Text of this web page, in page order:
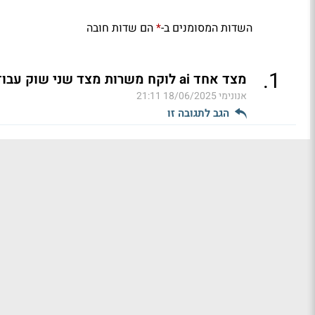
השדות המסומנים ב-*הם שדות חובה
1
. מצד אחד ai לוקח משרות מצד שני שוק עבודה חזק
אנונימי18/06/2025 21:11
הגב לתגובה זו